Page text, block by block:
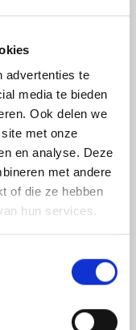
advertenties te
media te bieden
Ook delen we
met onze
en analyse. Deze
met andere
of die ze hebben
hun services.